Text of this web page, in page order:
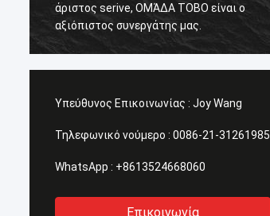
άριστος serive, ΟΜΆΔΑ TOBO είναι ο
αξιόπιστος συνεργάτης μας.
Υπεύθυνος Επικοινωνίας : Joy Wang
Τηλεφωνικό νούμερο : 0086-21-31261985
WhatsApp : +8613524668060
Επικοινωνία